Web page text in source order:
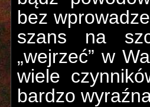
bez
szans na
„wejrzeć” w
wiele
bardzo